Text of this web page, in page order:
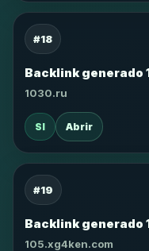
#18
Backlink generado
1030.ru
SI Abrir
#19
Backlink generado
105.xg4ken.com